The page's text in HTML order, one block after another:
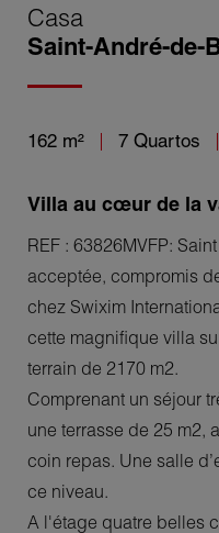
Casa
Saint-André-de-
162 m² 7 Quartos
Villa au cœur de la
REF : 63826MVFP:
acceptée, compromis
chez Swixim
cette magnifique villa
terrain de 2170 m2.
Comprenant un séjour
une terrasse de 25 m2,
coin repas. Une salle
ce niveau.
A l'étage quatre belles